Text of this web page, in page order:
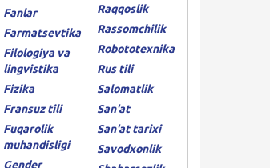
Fanlar
Farmatsevtika
Filologiya va
lingvistika
Fizika
Fransuz tili
Fuqarolik
muhandisligi
Gender
Raqqoslik
Rassomchilik
Robototexnika
Rus tili
Salomatlik
San'at
San'at tarixi
Savodxonlik